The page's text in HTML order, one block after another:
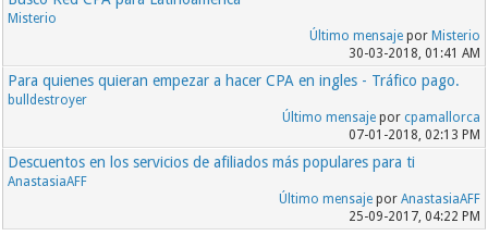
Misterio
Último mensajepor Misterio
30-03-2018, 01:41 AM
Para quienes quieran empezar a hacer CPA en ingles - Tráfico pago.
bulldestroyer
Último mensajepor cpamallorca
07-01-2018, 02:13 PM
Descuentos en los servicios de afiliados más populares para ti
AnastasiaAFF
Último mensajepor AnastasiaAFF
25-09-2017, 04:22 PM